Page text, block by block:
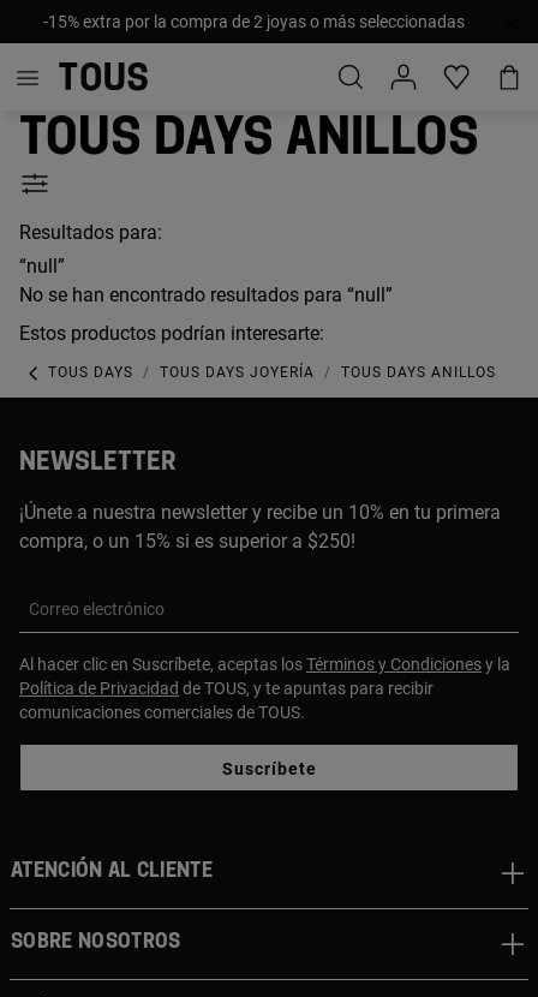
-15% extra por la compra de 2 joyas o más seleccionadas
TOUS Days Anillos
Resultados para:
“null”
No se han encontrado resultados para “null”
Estos productos podrían interesarte:
TOUS DAYS TOUS DAYS JOYERÍA TOUS DAYS ANILLOS
NEWSLETTER
¡Únete a nuestra newsletter y recibe un 10% en tu primera
compra, o un 15% si es superior a $250!
Correo electrónico
Al hacer clic en Suscríbete, aceptas losTérminos y Condicionesy la
Política de Privacidad de TOUS, y te apuntas para recibir
comunicaciones comerciales de TOUS.
Suscríbete
ATENCIÓN AL CLIENTE
SOBRE NOSOTROS